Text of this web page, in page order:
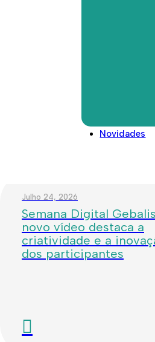
Novidades
Julho 24, 2026
Semana Digital
novo vídeo destaca a
criatividade e a
dos participantes